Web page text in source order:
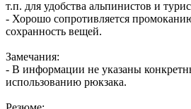
т.п. для удобства альпинистов и
- Хорошо сопротивляется
сохранность вещей.
Замечания:
- В информации не указаны
использованию рюкзака.